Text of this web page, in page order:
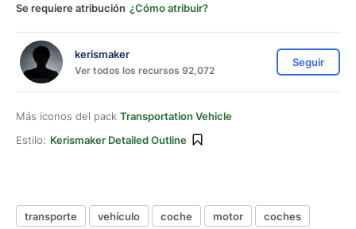
Se requiere atribución ¿Cómo atribuir?
kerismaker
Ver todos los recursos 92,072
Seguir
Más iconos del pack Transportation Vehicle
Estilo: Kerismaker Detailed Outline
transporte vehículo coche motor
coches